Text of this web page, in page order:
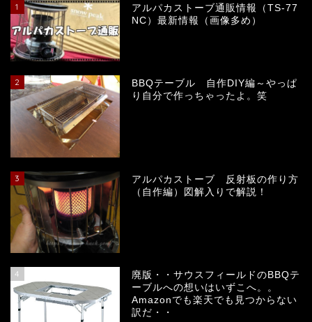
1
アルパカストーブ通販情報（TS-77
NC）最新情報（画像多め）
2
BBQテーブル 自作DIY編～やっぱ
り自分で作っちゃったよ。笑
3
アルパカストーブ 反射板の作り方
（自作編）図解入りで解説！
4
廃版・・サウスフィールドのBBQテ
ーブルへの想いはいずこへ。。
Amazonでも楽天でも見つからない
訳だ・・
キャンプ場
キャンプギヤ＆メンテナ
ピザ窯